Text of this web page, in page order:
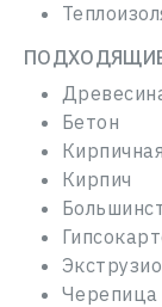
Бетон
Кирпич
Черепица